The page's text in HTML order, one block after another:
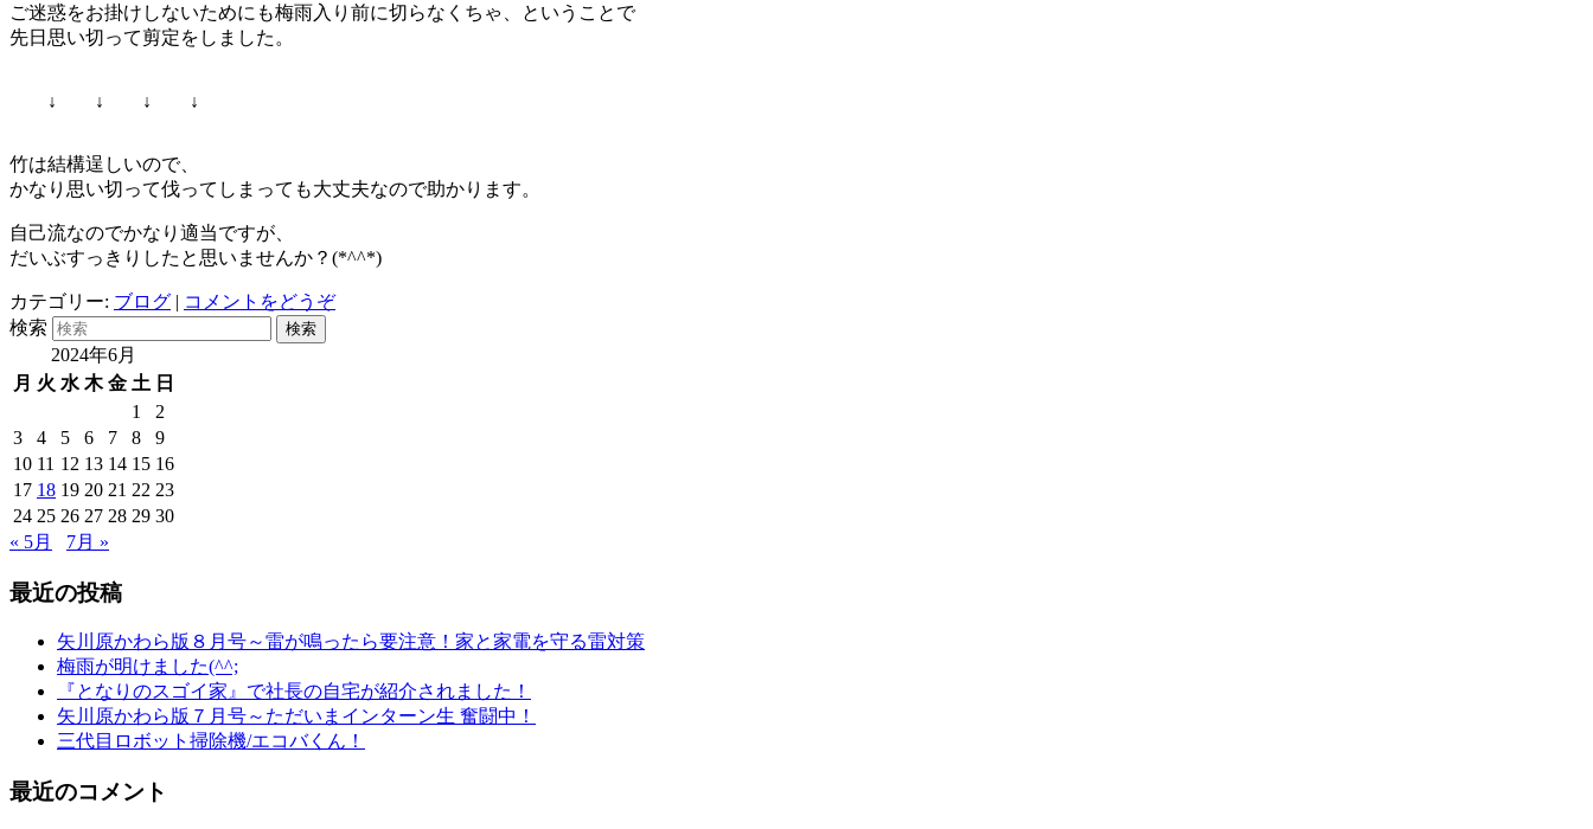
ご迷惑をお掛けしないためにも梅雨入り前に切らなくちゃ、ということで
先日思い切って剪定をしました。
↓ ↓ ↓ ↓
竹は結構逞しいので、
かなり思い切って伐ってしまっても大丈夫なので助かります。
自己流なのでかなり適当ですが、
だいぶすっきりしたと思いませんか？(*^^*)
カテゴリー: ブログ | コメントをどうぞ
検索
2024年6月
月 火 水 木 金 土 日
1
2
3
4 5 6 7 8
9
10 11 12 13 14 15 16
17 18 19 20 21 22 23
24 25 26 27 28 29 30
« 5月
7月 »
最近の投稿
矢川原かわら版８月号～雷が鳴ったら要注意！家と家電を守る雷対策
梅雨が明けました(^^;
『となりのスゴイ家』で社長の自宅が紹介されました！
矢川原かわら版７月号～ただいまインターン生 奮闘中！
三代目ロボット掃除機/エコバくん！
最近のコメント